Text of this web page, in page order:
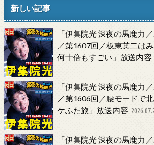
新しい記事
「伊集院光 深夜の馬鹿力
／第1607回／板東英二は
何十倍もすごい」放送内容
「伊集院光 深夜の馬鹿力
／第1606回／腰モードで
ケふた旅」放送内容
「伊集院光 深夜の馬鹿力